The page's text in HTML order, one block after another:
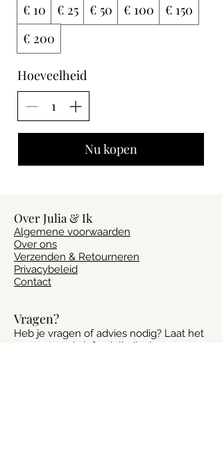
€ 10
€ 25 € 50 € 100
€ 150
€ 200
Hoeveelheid
Nu kopen
Over Julia & Ik
Algemene voorwaarden
Over ons
Verzenden & Retourneren
Privacybeleid
Contact
Vragen?
Heb je vragen of advies nodig? Laat het
ons weten via info@julia-ik.nl